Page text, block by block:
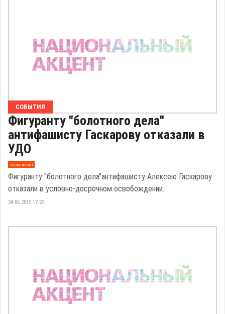
СОБЫТИЯ
Фигуранту "болотного дела"
антифашисту Гаскарову отказали в
УДО
эксклюзив
Фигуранту "болотного дела"антифашисту Алексею Гаскарову
отказали в условно-досрочном освобождении.
24.06.2015 17:23